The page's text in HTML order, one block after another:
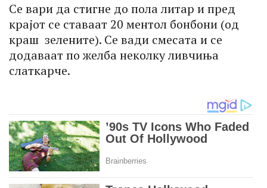
Се вари да стигне до пола литар и пред
крајот се ставаат 20 ментол бонбони (од
краш зелените). Се вади смесата и се
додаваат по желба неколку ливчиња
слаткарче.